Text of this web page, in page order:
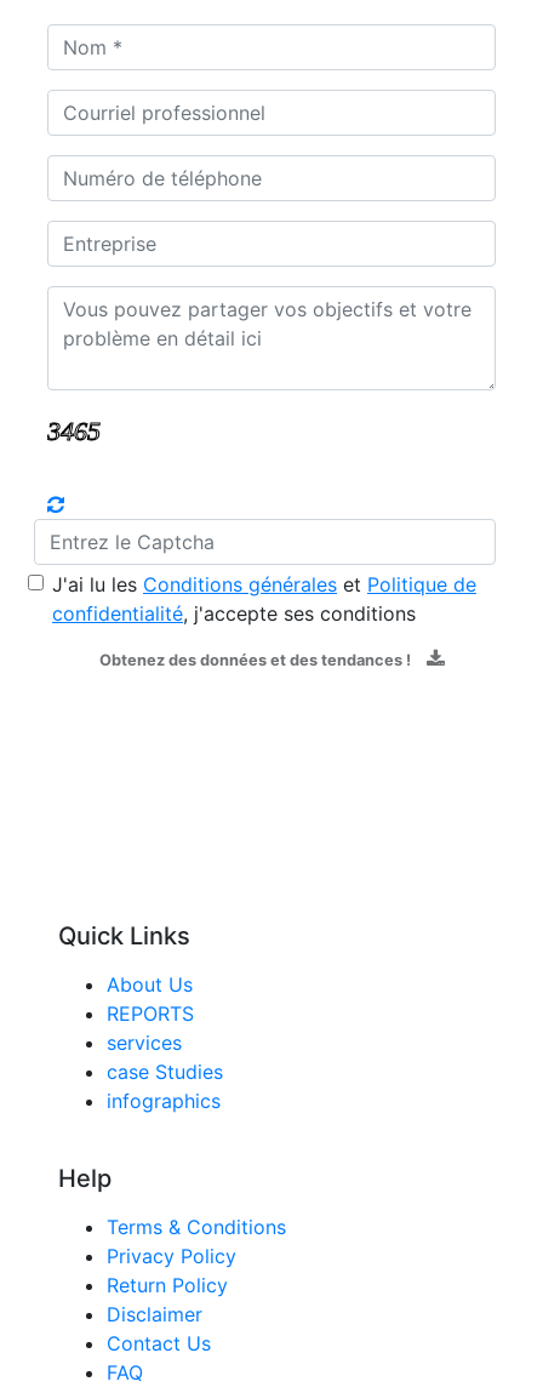
J'ai lu les Conditions générales et Politique de
confidentialité, j'accepte ses conditions
Obtenez des données et des tendances !
Quick Links
About Us
REPORTS
services
case Studies
infographics
Help
Terms & Conditions
Privacy Policy
Return Policy
Disclaimer
Contact Us
FAQ